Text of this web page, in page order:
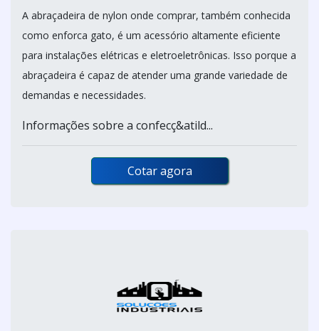
A abraçadeira de nylon onde comprar, também conhecida
como enforca gato, é um acessório altamente eficiente
para instalações elétricas e eletroeletrônicas. Isso porque a
abraçadeira é capaz de atender uma grande variedade de
demandas e necessidades.
Informações sobre a confecç&atild...
Cotar agora